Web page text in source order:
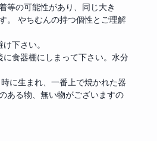
等の可能性があり、同じ大き
。 やちむんの持つ個性とご理解
下さい。
食器棚にしまって下さい。水分
に生まれ、一番上で焼かれた器
ある物、無い物がございますの